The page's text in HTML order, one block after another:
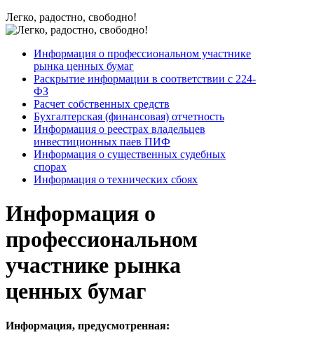
Легко, радостно, свободно!
Информация о профессиональном участнике
рынка ценных бумаг
Раскрытие информации в соответствии с 224-
ФЗ
Расчет собственных средств
Бухгалтерская (финансовая) отчетность
Информация о реестрах владельцев
инвестиционных паев ПИФ
Информация о существенных судебных
спорах
Информация о технических сбоях
Информация о
профессиональном
участнике рынка
ценных бумаг
Информация, предусмотренная: